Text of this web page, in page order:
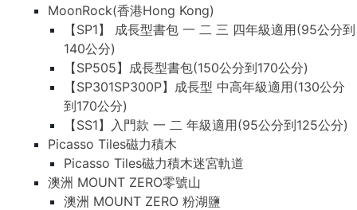
MoonRock(香港Hong Kong)
【SP1】 成長型書包 一 二 三 四年級適用(95公分到
140公分)
【SP505】成長型書包(150公分到170公分)
【SP301SP300P】成長型 中高年級適用(130公分
到170公分)
【SS1】入門款 一 二 年級適用(95公分到125公分)
Picasso Tiles磁力積木
Picasso Tiles磁力積木迷宮軌道
澳洲 MOUNT ZERO零號山
澳洲 MOUNT ZERO 粉湖鹽